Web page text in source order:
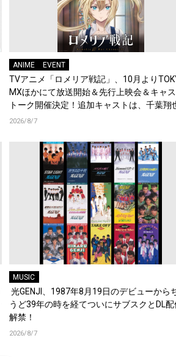
ANIME EVENT
TVアニメ「ロメリア戦記」、10月より
MXほかにて放送開始＆先行上映会＆キャス
トーク開催決定！追加キャストは、千葉翔
梶原岳人、堀江瞬、綿貫竜之介！PV第1弾公
2026/8/7
MUSIC
光GENJI、1987年8月19日のデビューから
うど39年の時を経てついにサブスクとDL
解禁！
2026/8/7